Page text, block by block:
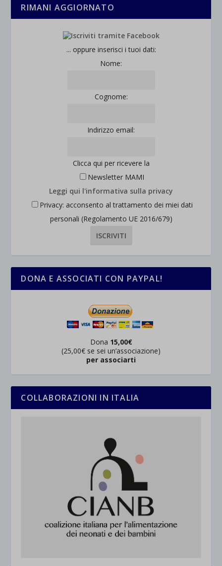
RIMANI AGGIORNATO
... oppure inserisci i tuoi dati:
Nome:
Cognome:
Indirizzo email:
Clicca qui per ricevere la
Newsletter MAMI
Leggi qui l'informativa sulla privacy
Privacy: acconsento al trattamento dei miei dati
personali (Regolamento UE 2016/679)
DONA E ASSOCIATI CON PAYPAL!
Dona 15,00€
(25,00€ se sei un’associazione)
per associarti
COLLABORAZIONI IN ITALIA